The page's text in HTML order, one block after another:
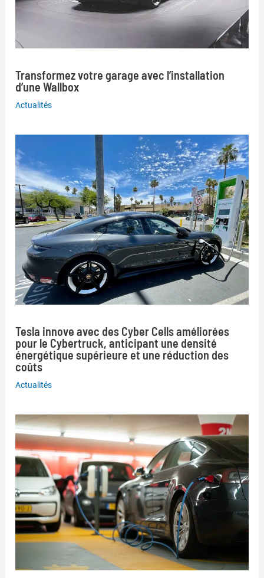
Transformez votre garage avec l’installation
d’une Wallbox
Actualités
Tesla innove avec des Cyber Cells améliorées
pour le Cybertruck, anticipant une densité
énergétique supérieure et une réduction des
coûts
Actualités